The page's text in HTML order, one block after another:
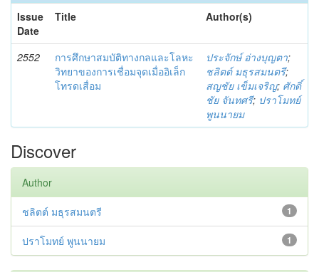
Issue
Date
Title Author(s)
2552
การศึกษาสมบัติทางกลและโลหะ
วิทยาของการเชื่อมจุดเมื่ออิเล็ก
โทรดเสื่อม
ประจักษ์ อ่างบุญตา;
ชลิตต์ มธุรสมนตรี;
สญชัย เข็มเจริญ; ศักดิ์
ชัย จันทศรี; ปราโมทย์
พูนนายม
Discover
Author
1
ชลิตต์ มธุรสมนตรี
1
ปราโมทย์ พูนนายม